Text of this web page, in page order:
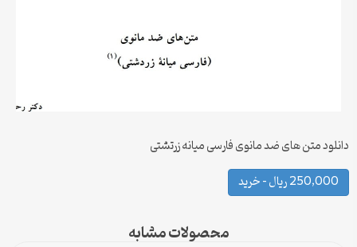
دانلود متن های ضد مانوی فارسی میانه زرتشتی
250,000 ریال – خرید
محصولات مشابه